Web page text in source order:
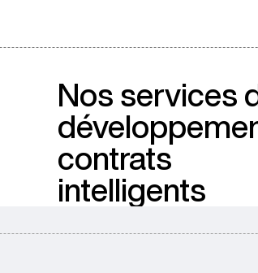
Nos services
contrats
intelligents